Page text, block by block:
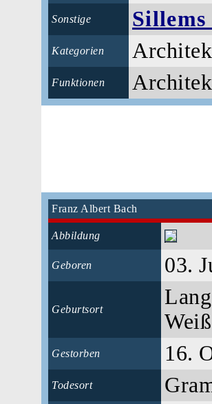
Sonstige
Kategorien
Funktionen
Franz Albert Bach
Abbildung
Geboren 03.
Geburtsort
Gestorben 16.
Todesort